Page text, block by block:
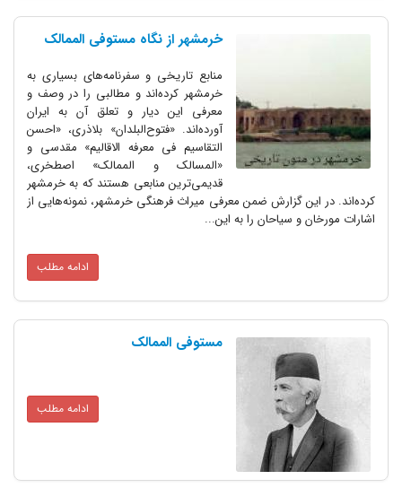
خرمشهر از نگاه مستوفی الممالک
منابع تاریخی و سفرنامه‌های بسیاری به
خرمشهر کرده‌اند و مطالبی را در وصف و
معرفی این دیار و تعلق آن به ایران
آورده‌اند. «فتوح‌البلدان» بلاذری، «احسن
التقاسیم فی معرفه الاقالیم» مقدسی و
«المسالک‌ و الممالک» اصطخری،
قدیمی‌ترین منابعی هستند که به خرمشهر
گزارش ضمن معرفی میراث فرهنگی خرمشهر، نمونه‌هایی از
و سیاحان را به این...
مستوفی الممالک